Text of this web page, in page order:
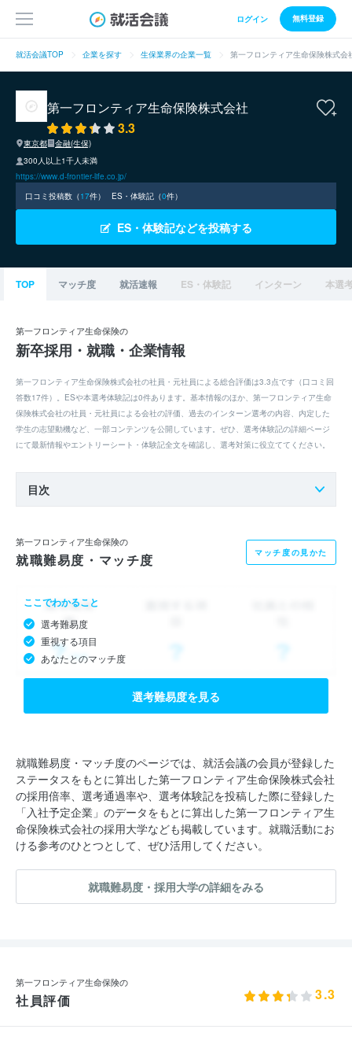
ログイン 無料登録
就活会議TOP 企業を探す 生保業界の企業一覧 第一フロンティア生命保険株式
第一フロンティア生命保険株式会社
3.3
東京都
金融(生保)
300人以上1千人未満
https://www.d-frontier-life.co.jp/
口コミ投稿数（17件） ES・体験記（0件）
ES・体験記などを投稿する
TOP マッチ度 就活速報 ES・体験記 インターン 本選
第一フロンティア生命保険の
新卒採用・就職・企業情報
第一フロンティア生命保険株式会社の社員・元社員による総合評価は3.3点です（口コミ回
答数17件）。ESや本選考体験記は0件あります。基本情報のほか、第一フロンティア生命
保険株式会社の社員・元社員による会社の評価、過去のインターン選考の内容、内定した
学生の志望動機など、一部コンテンツを公開しています。ぜひ、選考体験記の詳細ページ
にて最新情報やエントリーシート・体験記全文を確認し、選考対策に役立ててください。
目次
第一フロンティア生命保険の
就職難易度・マッチ度 マッチ度の見かた
ここでわかること
選考難易度
重視する項目
あなたとのマッチ度
選考難易度を見る
就職難易度・マッチ度のページでは、就活会議の会員が登録した
ステータスをもとに算出した第一フロンティア生命保険株式会社
の採用倍率、選考通過率や、選考体験記を投稿した際に登録した
「入社予定企業」のデータをもとに算出した第一フロンティア生
命保険株式会社の採用大学なども掲載しています。就職活動にお
ける参考のひとつとして、ぜひ活用してください。
就職難易度・採用大学の詳細をみる
第一フロンティア生命保険の
社員評価 3.3